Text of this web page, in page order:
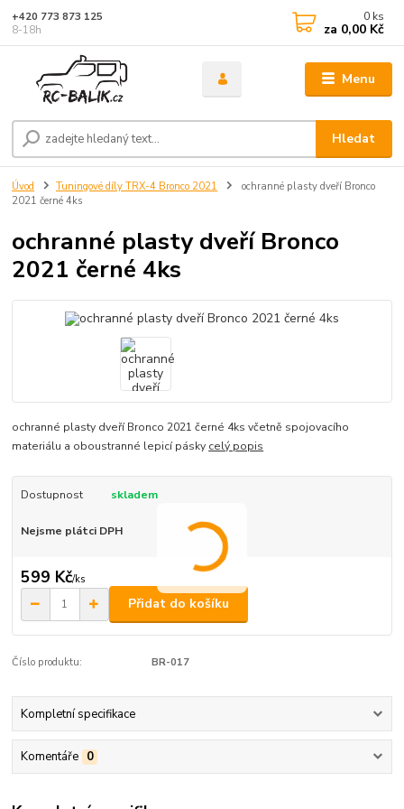
Menu
Hledat
+420 773 873 125
8-18h
0 ks
za 0,00 Kč
Úvod Tuningové díly TRX-4 Bronco 2021
ochranné plasty dveří Bronco
2021 černé 4ks
ochranné plasty dveří Bronco
2021 černé 4ks
ochranné plasty dveří Bronco 2021 černé 4ks včetně spojovacího
materiálu a oboustranné lepicí pásky celý popis
Dostupnost skladem
Nejsme plátci DPH
599 Kč/ks
Přidat do košíku
Číslo produktu: BR-017
Kompletní specifikace
Komentáře 0